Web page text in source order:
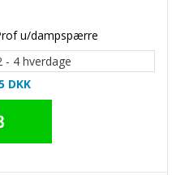
u/dampspærre
- 4 hverdage
DKK